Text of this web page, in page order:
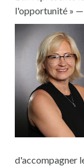
l'opportunité » —
d'accompagner